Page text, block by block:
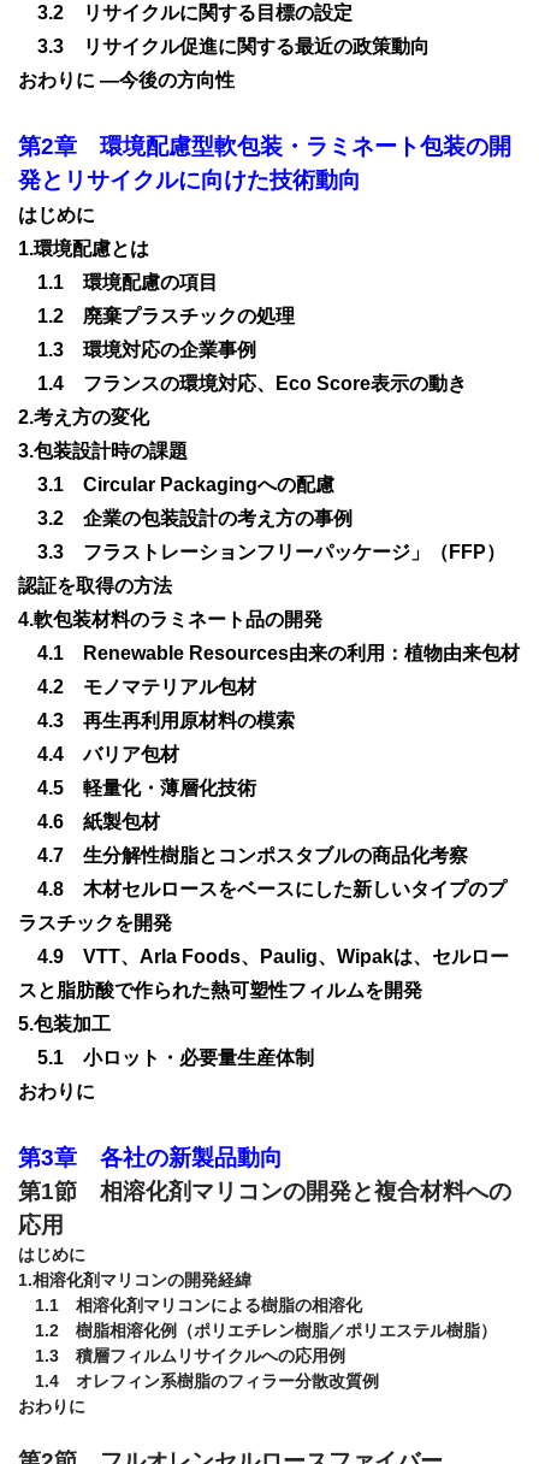
3.2　リサイクルに関する目標の設定
3.3　リサイクル促進に関する最近の政策動向
おわりに —今後の方向性
第2章　環境配慮型軟包装・ラミネート包装の開
発とリサイクルに向けた技術動向
はじめに
1.環境配慮とは
1.1　環境配慮の項目
1.2　廃棄プラスチックの処理
1.3　環境対応の企業事例
1.4　フランスの環境対応、Eco Score表示の動き
2.考え方の変化
3.包装設計時の課題
3.1　Circular Packagingへの配慮
3.2　企業の包装設計の考え方の事例
3.3　フラストレーションフリーパッケージ」（FFP）
認証を取得の方法
4.軟包装材料のラミネート品の開発
4.1　Renewable Resources由来の利用：植物由来包材
4.2　モノマテリアル包材
4.3　再生再利用原材料の模索
4.4　バリア包材
4.5　軽量化・薄層化技術
4.6　紙製包材
4.7　生分解性樹脂とコンポスタブルの商品化考察
4.8　木材セルロースをベースにした新しいタイプのプ
ラスチックを開発
4.9　VTT、Arla Foods、Paulig、Wipakは、セルロー
スと脂肪酸で作られた熱可塑性フィルムを開発
5.包装加工
5.1　小ロット・必要量生産体制
おわりに
第1節　相溶化剤マリコンの開発と複合材料への
応用
はじめに
1.相溶化剤マリコンの開発経緯
1.1　相溶化剤マリコンによる樹脂の相溶化
1.2　樹脂相溶化例（ポリエチレン樹脂／ポリエステル樹脂）
1.3　積層フィルムリサイクルへの応用例
1.4　オレフィン系樹脂のフィラー分散改質例
おわりに